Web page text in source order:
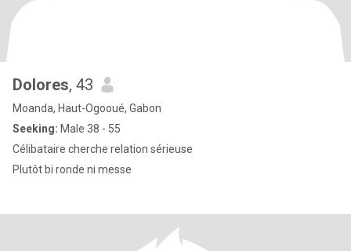
Dolores, 43
Moanda, Haut-Ogooué, Gabon
Seeking: Male 38 - 55
Célibataire cherche relation sérieuse
Plutôt bi ronde ni messe